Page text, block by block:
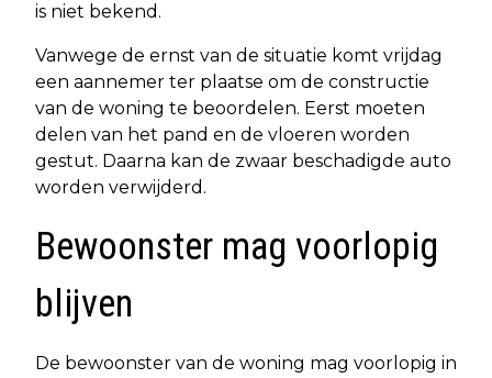
is niet bekend.
Vanwege de ernst van de situatie komt vrijdag
een aannemer ter plaatse om de constructie
van de woning te beoordelen. Eerst moeten
delen van het pand en de vloeren worden
gestut. Daarna kan de zwaar beschadigde auto
worden verwijderd.
Bewoonster mag voorlopig
blijven
De bewoonster van de woning mag voorlopig in